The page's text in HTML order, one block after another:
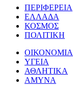
ΠΕΡΙΦΕΡΕΙΑ
ΕΛΛΑΔΑ
ΚΟΣΜΟΣ
ΠΟΛΙΤΙΚΗ
ΟΙΚΟΝΟΜΙΑ
ΥΓΕΙΑ
ΑΘΛΗΤΙΚΑ
ΑΜΥΝΑ